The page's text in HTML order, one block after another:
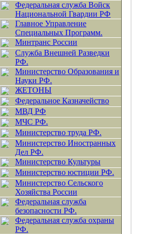
Федеральная служба Войск
Национальной Гвардии РФ
Главное Управление
Специальных Программ.
Минтранс России
Служба Внешней Разведки
РФ.
Министерство Образования и
Науки РФ.
ЖЕТОНЫ
Федеральное Казначейство
МВД РФ
МЧС РФ.
Министерство труда РФ.
Министерство Иностранных
Дел РФ.
Министерство Культуры
Министерство юстиции РФ.
Министерство Сельского
Хозяйства России
Федеральная служба
безопасности РФ.
Федеральная служба охраны
РФ.